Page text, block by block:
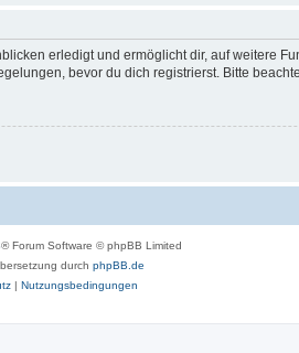
erledigt und ermöglicht dir, auf weitere
bevor du dich registrierst. Bitte
® Forum Software © phpBB Limited
durch phpBB.de
| Nutzungsbedingungen